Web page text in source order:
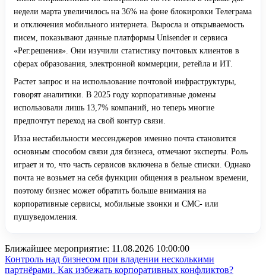
недели марта увеличилось на 36% на фоне блокировки Телеграма
и отключения мобильного интернета. Выросла и открываемость
писем, показывают данные платформы Unisender и сервиса
«Рег.решения». Они изучили статистику почтовых клиентов в
сферах образования, электронной коммерции, ретейла и ИТ.
Растет запрос и на использование почтовой инфраструктуры,
говорят аналитики. В 2025 году корпоративные домены
использовали лишь 13,7% компаний, но теперь многие
предпочтут переход на свой контур связи.
Изза нестабильности мессенджеров именно почта становится
основным способом связи для бизнеса, отмечают эксперты. Роль
играет и то, что часть сервисов включена в белые списки. Однако
почта не возьмет на себя функции общения в реальном времени,
поэтому бизнес может обратить больше внимания на
корпоративные сервисы, мобильные звонки и СМС- или
пушуведомления.
Ближайшее мероприятие: 11.08.2026 10:00:00
Контроль над бизнесом при владении несколькими
партнёрами. Как избежать корпоративных конфликтов?